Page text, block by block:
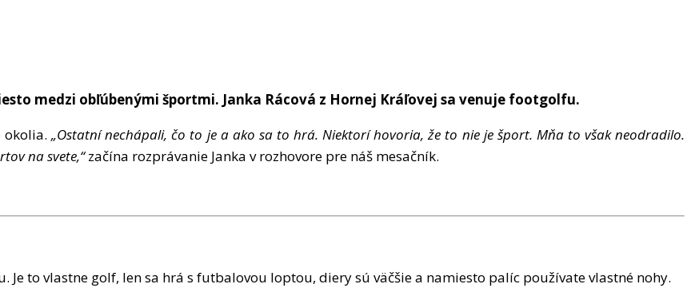
medzi obľúbenými športmi. Janka Rácová z Hornej Kráľovej sa venuje footgolfu.
okolia.„Ostatnínechápali,čo to je a ako sa to hrá. Niektoríhovoria,že to nie je šport. Mňa to však neodradilo.
na svete,“začína rozprávanie Janka v rozhovore pre náš mesačník.
Je to vlastne golf, len sa hrá s futbalovou loptou, diery sú väčšie a namiesto palíc používate vlastné nohy.